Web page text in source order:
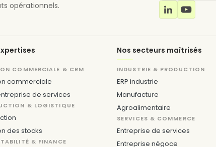
opérationnels.
COMMERCIALE & CRM
commerciale
de services
& LOGISTIQUE
des stocks
& FINANCE
Nos secteurs maîtrisés
INDUSTRIE & PRODUCTION
ERP industrie
Manufacture
Agroalimentaire
SERVICES & COMMERCE
Entreprise de services
Entreprise négoce